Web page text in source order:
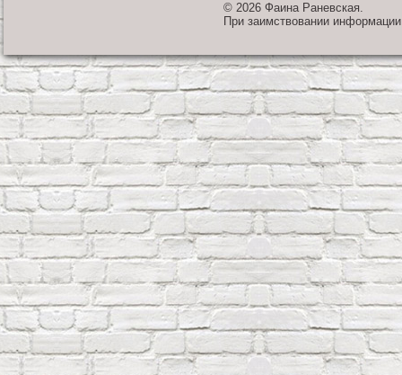
© 2026 Фаина Раневская.
При заимствовании